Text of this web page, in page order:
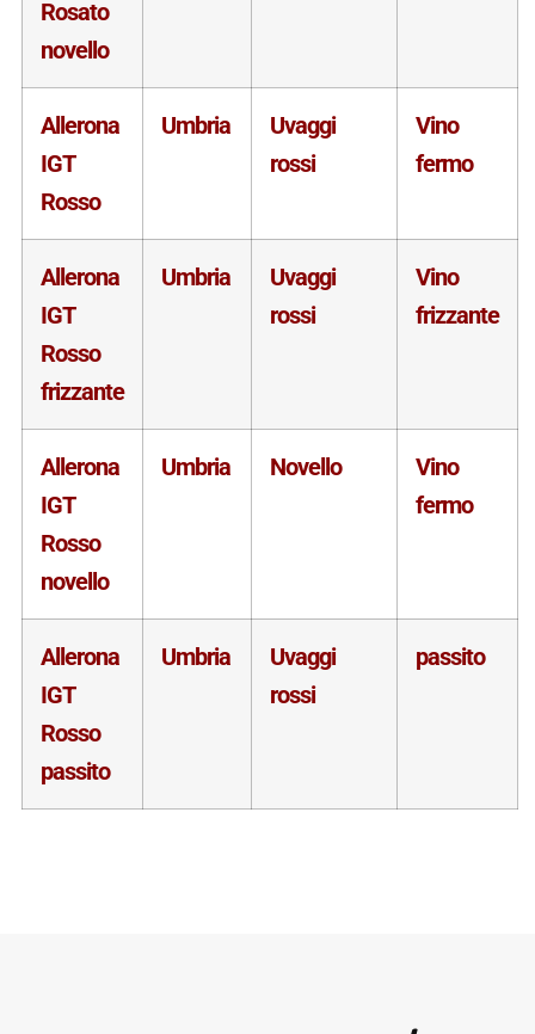
Rosato
novello
Allerona
IGT
Rosso
Umbria
Uvaggi
rossi
Vino
fermo
Allerona
IGT
Rosso
frizzante
Umbria
Uvaggi
rossi
Vino
frizzante
Allerona
IGT
Rosso
novello
Umbria Novello
Vino
fermo
Allerona
IGT
Rosso
passito
Umbria
Uvaggi
rossi
passito